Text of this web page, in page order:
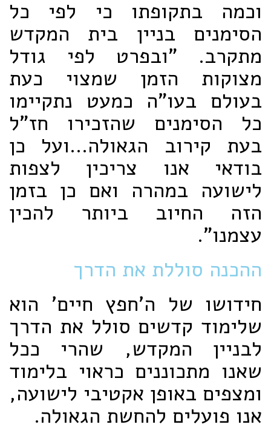
וכמה בתקופתו כי לפי כל
הסימנים בניין בית המקדש
מתקרב. "ובפרט לפי גודל
מצוקות הזמן שמצוי כעת
בעולם בעו"ה כמעט נתקיימו
כל הסימנים שהזכירו חז"ל
בעת קירוב הגאולה...ועל כן
בודאי אנו צריכין לצפות
לישועה במהרה ואם כן בזמן
הזה החיוב ביותר להכין
עצמנו".
ההכנה סוללת את הדרך
חידושו של ה'חפץ חיים' הוא
שלימוד קדשים סולל את הדרך
לבניין המקדש, שהרי ככל
שאנו מתכוננים כראוי בלימוד
ומצפים באופן אקטיבי לישועה,
אנו פועלים להחשת הגאולה.